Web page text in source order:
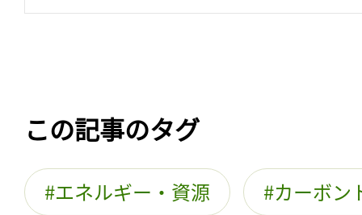
この記事のタグ
エネルギー・資源 カーボン